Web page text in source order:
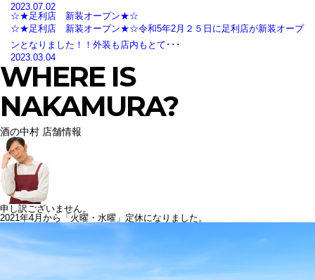
2023.07.02
☆★足利店 新装オープン★☆
☆★足利店 新装オープン★☆令和5年2月２５日に足利店が新装オープ
ンとなりました！！外装も店内もとて･･･
2023.03.04
WHERE IS
NAKAMURA?
酒の中村 店舗情報
申し訳ございません。
2021年4月から「火曜・水曜」定休になりました。